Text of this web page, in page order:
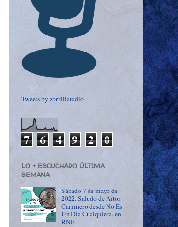
Tweets by zorrillaradio
7 6 4 9 2 0
LO + ESCUCHADO ÚLTIMA
SEMANA
Sábado 7 de mayo de
2022. Saludo de Aitor
Caminero desde No Es
Un Día Cualquiera, en
RNE.